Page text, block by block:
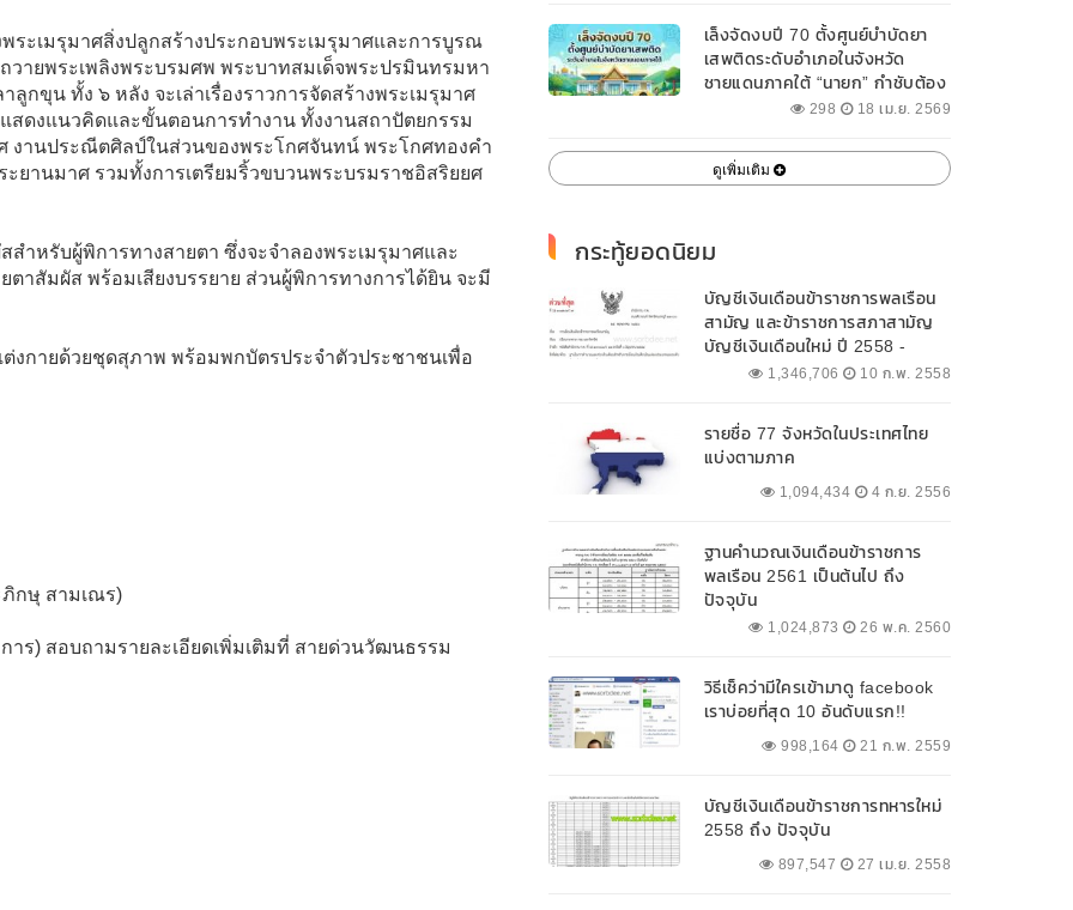
ระเมรุมาศสิ่งปลูกสร้างประกอบพระเมรุมาศและการบูรณ
ายพระเพลิงพระบรมศพ พระบาทสมเด็จพระปรมินทรมหา
กขุน ทั้ง ๖ หลัง จะเล่าเรื่องราวการจัดสร้างพระเมรุมาศ
สดงแนวคิดและขั้นตอนการทำงาน ทั้งงานสถาปัตยกรรม
งานประณีตศิลป์ในส่วนของพระโกศจันทน์ พระโกศทองคำ
ยานมาศ รวมทั้งการเตรียมริ้วขบวนพระบรมราชอิสริยยศ
ำหรับผู้พิการทางสายตา ซึ่งจะจำลองพระเมรุมาศและ
าสัมผัส พร้อมเสียงบรรยาย ส่วนผู้พิการทางการได้ยิน จะมี
งกายด้วยชุดสุภาพ พร้อมพกบัตรประจำตัวประชาชนเพื่อ
กษุ สามเณร)
ร) สอบถามรายละเอียดเพิ่มเติมที่ สายด่วนวัฒนธรรม
เล็งจัดงบปี 70 ตั้งศูนย์บำบัดยา
เสพติดระดับอำเภอในจังหวัด
ชายแดนภาคใต้ “นายก” กำชับต้อง
ออกแบบเฉพาะให้สอดคล้องกับ
298 18 เม.ย. 2569
ดูเพิ่มเติม
กระทู้ยอดนิยม
บัญชีเงินเดือนข้าราชการพลเรือน
สามัญ และข้าราชการสภาสามัญ
บัญชีเงินเดือนใหม่ ปี 2558 -
2562 ปัจจุบัน1,346,706 10 ก.พ. 2558
รายชื่อ 77 จังหวัดในประเทศไทย
แบ่งตามภาค
1,094,434 4 ก.ย. 2556
ฐานคำนวณเงินเดือนข้าราชการ
พลเรือน 2561 เป็นต้นไป ถึง
ปัจจุบัน
1,024,873 26 พ.ค. 2560
วิธีเช็คว่ามีใครเข้ามาดู facebook
เราบ่อยที่สุด 10 อันดับแรก!!
998,164 21 ก.พ. 2559
บัญชีเงินเดือนข้าราชการทหารใหม่
2558 ถึง ปัจจุบัน
897,547 27 เม.ย. 2558